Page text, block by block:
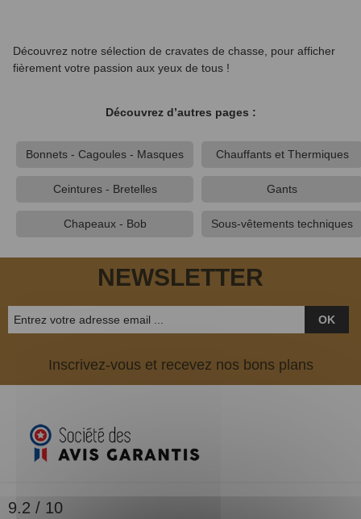
Découvrez notre sélection de cravates de chasse, pour afficher
fièrement votre passion aux yeux de tous !
Découvrez d’autres pages :
Bonnets - Cagoules - Masques
Ceintures - Bretelles
Chapeaux - Bob
Chauffants et Thermiques
Gants
Sous-vêtements techniques
NEWSLETTER
OK
Inscrivez-vous et recevez nos bons plans
9.2 / 10